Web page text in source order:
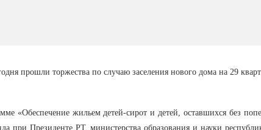
прошли торжества по случаю заселения нового дома на 29
«Обеспечение жильем детей-сирот и детей, оставшихся без
при Президенте РТ, министерства образования и науки